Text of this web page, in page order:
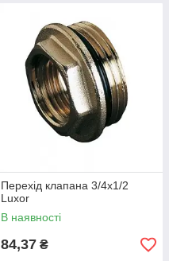
Перехід клапана 3/4х1/2
Luxor
В наявності
84,37 ₴